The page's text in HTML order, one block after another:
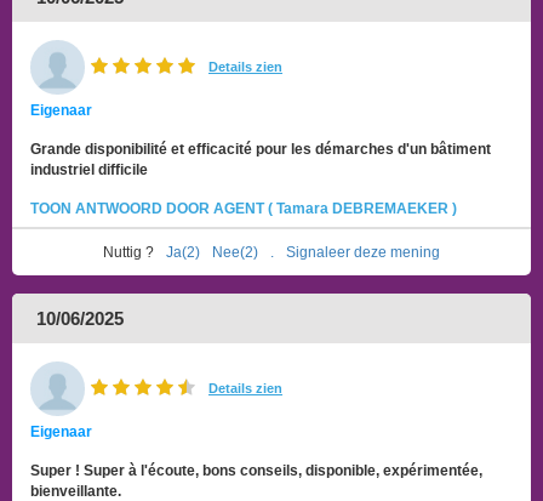
Details zien
Eigenaar
Grande disponibilité et efficacité pour les démarches d'un bâtiment
industriel difficile
TOON ANTWOORD DOOR AGENT ( Tamara DEBREMAEKER )
Nuttig ? Ja(2) Nee(2) Signaleer deze mening
10/06/2025
Details zien
Eigenaar
Super ! Super à l'écoute, bons conseils, disponible, expérimentée,
bienveillante.